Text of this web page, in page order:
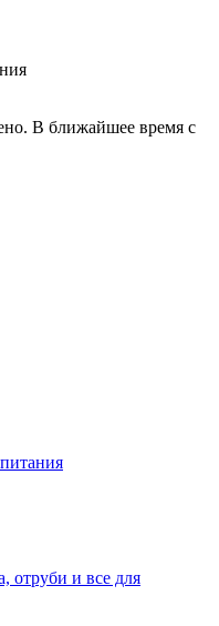
В ближайшее время с
отруби и все для